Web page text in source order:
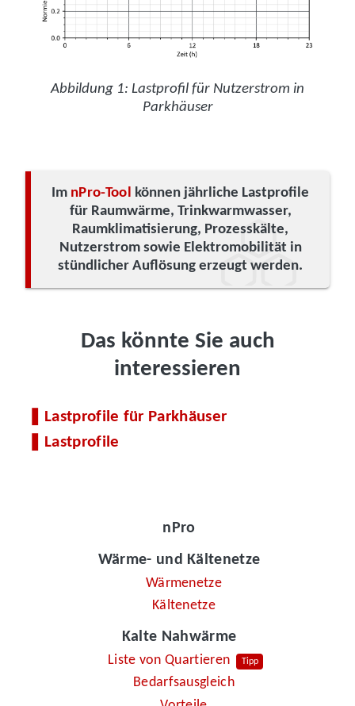
nPro
Wärme- und Kältenetze
Wärmenetze
Kältenetze
Kalte Nahwärme
Liste von Quartieren Tipp
Bedarfsausgleich
Abbildung 1: Lastprofil für Nutzerstrom in
Parkhäuser
Im nPro-Tool können jährliche Lastprofile
für Raumwärme, Trinkwarmwasser,
Raumklimatisierung, Prozesskälte,
Nutzerstrom sowie Elektromobilität in
stündlicher Auflösung erzeugt werden.
Das könnte Sie auch
interessieren
Lastprofile für Parkhäuser
Lastprofile